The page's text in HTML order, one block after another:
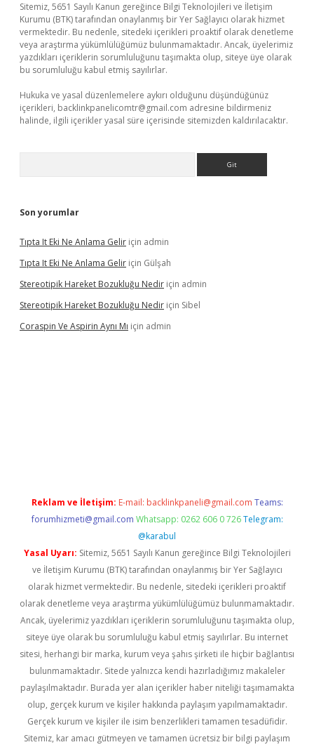
Sitemiz, 5651 Sayılı Kanun gereğince Bilgi Teknolojileri ve İletişim
Kurumu (BTK) tarafından onaylanmış bir Yer Sağlayıcı olarak hizmet
vermektedir. Bu nedenle, sitedeki içerikleri proaktif olarak denetleme
veya araştırma yükümlülüğümüz bulunmamaktadır. Ancak, üyelerimiz
yazdıkları içeriklerin sorumluluğunu taşımakta olup, siteye üye olarak
bu sorumluluğu kabul etmiş sayılırlar.
Hukuka ve yasal düzenlemelere aykırı olduğunu düşündüğünüz
içerikleri, backlinkpanelicomtr@gmail.com adresine bildirmeniz
halinde, ilgili içerikler yasal süre içerisinde sitemizden kaldırılacaktır.
Son yorumlar
Tıpta It Eki Ne Anlama Gelir için admin
Tıpta It Eki Ne Anlama Gelir için Gülşah
Stereotipik Hareket Bozukluğu Nedir için admin
Stereotipik Hareket Bozukluğu Nedir için Sibel
Coraspin Ve Aspirin Aynı Mı için admin
Reklam ve İletişim: E-mail: backlinkpaneli@gmail.com Teams:
forumhizmeti@gmail.com Whatsapp: 0262 606 0 726 Telegram:
@karabul
Yasal Uyarı: Sitemiz, 5651 Sayılı Kanun gereğince Bilgi Teknolojileri
ve İletişim Kurumu (BTK) tarafından onaylanmış bir Yer Sağlayıcı
olarak hizmet vermektedir. Bu nedenle, sitedeki içerikleri proaktif
olarak denetleme veya araştırma yükümlülüğümüz bulunmamaktadır.
Ancak, üyelerimiz yazdıkları içeriklerin sorumluluğunu taşımakta olup,
siteye üye olarak bu sorumluluğu kabul etmiş sayılırlar. Bu internet
sitesi, herhangi bir marka, kurum veya şahıs şirketi ile hiçbir bağlantısı
bulunmamaktadır. Sitede yalnızca kendi hazırladığımız makaleler
paylaşılmaktadır. Burada yer alan içerikler haber niteliği taşımamakta
olup, gerçek kurum ve kişiler hakkında paylaşım yapılmamaktadır.
Gerçek kurum ve kişiler ile isim benzerlikleri tamamen tesadüfidir.
Sitemiz, kar amacı gütmeyen ve tamamen ücretsiz bir bilgi paylaşım